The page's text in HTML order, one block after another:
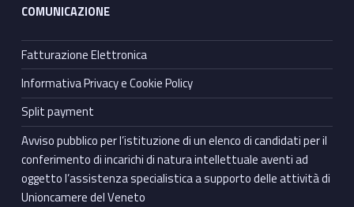
COMUNICAZIONE
Fatturazione Elettronica
Informativa Privacy e Cookie Policy
Split payment
Avviso pubblico per l’istituzione di un elenco di candidati per il
conferimento di incarichi di natura intellettuale aventi ad
oggetto l’assistenza specialistica a supporto delle attività di
Unioncamere del Veneto